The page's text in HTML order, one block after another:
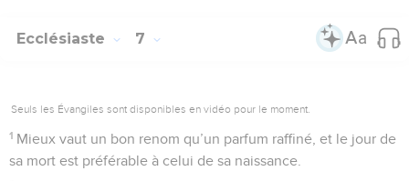
Ecclésiaste 7
Seuls les Évangiles sont disponibles en vidéo pour le moment.
1 Mieux vaut un bon renom qu’un parfum raffiné, et le jour de
sa mort est préférable à celui de sa naissance.